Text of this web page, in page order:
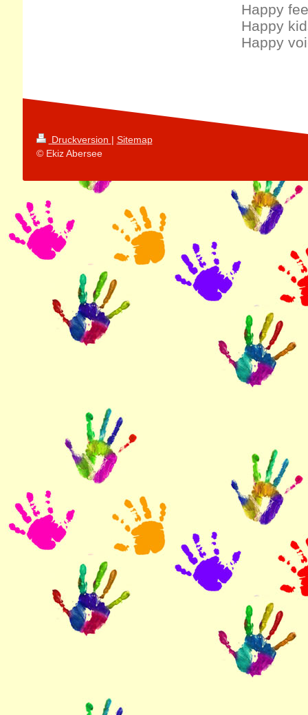
Happy
Happy
Happy
Druckversion | Sitemap
© Ekiz Abersee